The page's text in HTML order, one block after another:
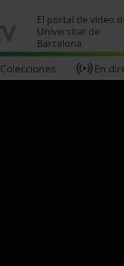
El portal de vídeo
Universitat de
Barcelona
Colecciones En